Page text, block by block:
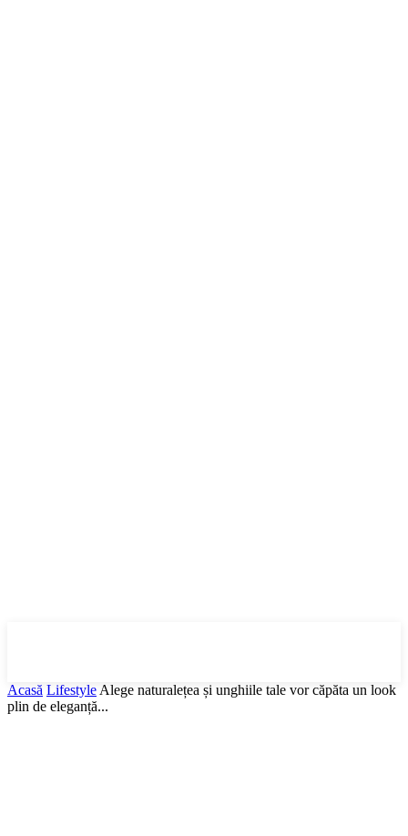
Acasă Lifestyle Alege naturalețea și unghiile tale vor căpăta un look
plin de eleganță...